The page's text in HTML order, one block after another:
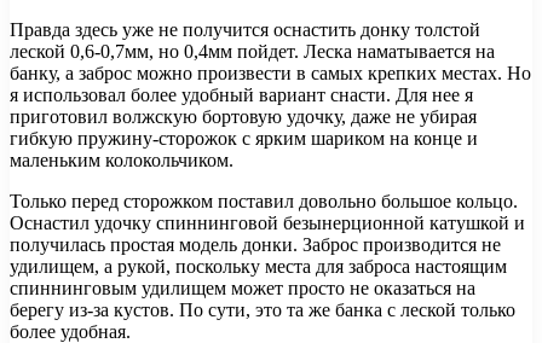
Правда здесь уже не получится оснастить донку толстой
леской 0,6-0,7мм, но 0,4мм пойдет. Леска наматывается на
банку, а заброс можно произвести в самых крепких местах. Но
я использовал более удобный вариант снасти. Для нее я
приготовил волжскую бортовую удочку, даже не убирая
гибкую пружину-сторожок с ярким шариком на конце и
маленьким колокольчиком.
Только перед сторожком поставил довольно большое кольцо.
Оснастил удочку спиннинговой безынерционной катушкой и
получилась простая модель донки. Заброс производится не
удилищем, а рукой, поскольку места для заброса настоящим
спиннинговым удилищем может просто не оказаться на
берегу из-за кустов. По сути, это та же банка с леской только
более удобная.